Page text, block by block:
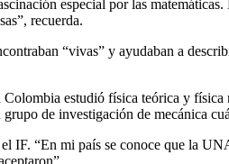
especial por las
recuerda.
“vivas” y ayudaban a
estudió física teórica y
de investigación de mecánica
“En mi país se conoce que la